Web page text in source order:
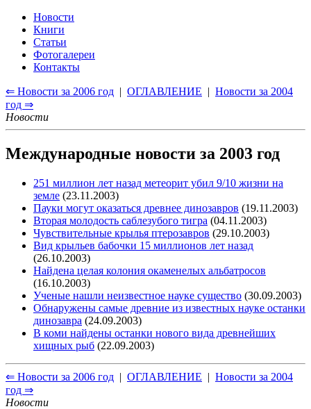
Новости
Книги
Статьи
Фотогалереи
Контакты
⇐ Новости за 2006 год | ОГЛАВЛЕНИЕ | Новости за 2004
год ⇒
Новости
Международные новости за 2003 год
251 миллион лет назад метеорит убил 9/10 жизни на
земле (23.11.2003)
Пауки могут оказаться древнее динозавров (19.11.2003)
Вторая молодость саблезубого тигра (04.11.2003)
Чувствительные крылья птерозавров (29.10.2003)
Вид крыльев бабочки 15 миллионов лет назад
(26.10.2003)
Найдена целая колония окаменелых альбатросов
(16.10.2003)
Ученые нашли неизвестное науке существо (30.09.2003)
Обнаружены самые древние из известных науке останки
динозавра (24.09.2003)
В коми найдены останки нового вида древнейших
хищных рыб (22.09.2003)
⇐ Новости за 2006 год | ОГЛАВЛЕНИЕ | Новости за 2004
год ⇒
Новости